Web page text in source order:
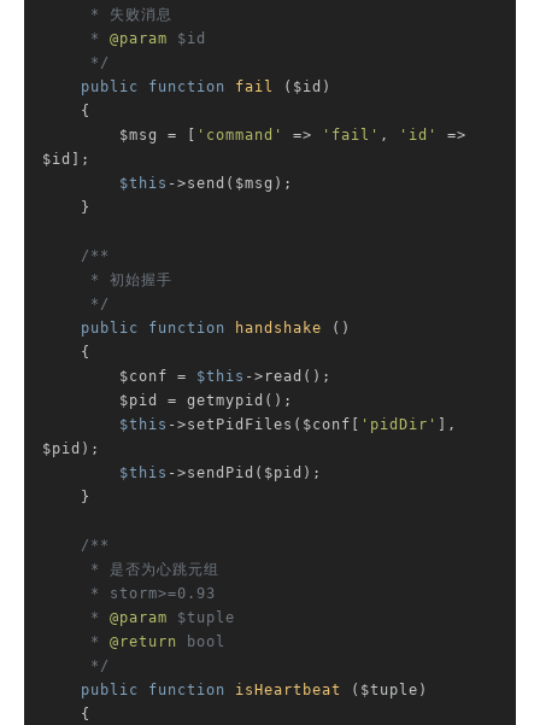
     *
@param $id
     */
public
function fail
($id)
{
        $msg = [
'command' => 'fail' , 'id'
=>
$id];
$this ->send($msg);
/**
     */
public
function handshake
()
{
        $conf =
$this ->read();
$this ->setPidFiles($conf[ 'pidDir'
],
$pid);
$this ->sendPid($pid);
/**
     *
@param $tuple
     *
@return bool
     */
public
function isHeartbeat
($tuple)
{